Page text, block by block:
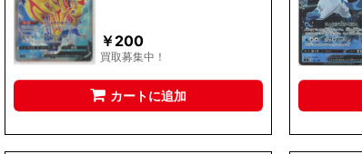
￥200
買取募集中！
カートに追加